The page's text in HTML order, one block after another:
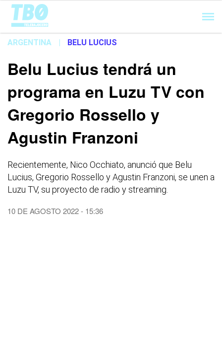
Cargando...
ARGENTINA | BELU LUCIUS
Belu Lucius tendrá un
programa en Luzu TV con
Gregorio Rossello y
Agustin Franzoni
Recientemente, Nico Occhiato, anunció que Belu
Lucius, Gregorio Rossello y Agustin Franzoni, se unen a
Luzu TV, su proyecto de radio y streaming.
10 DE AGOSTO 2022 - 15:36